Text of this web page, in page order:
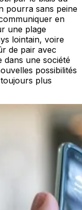
pourra sans peine
en
une plage
lointain, voire
de pair avec
dans une société
possibilités
plus